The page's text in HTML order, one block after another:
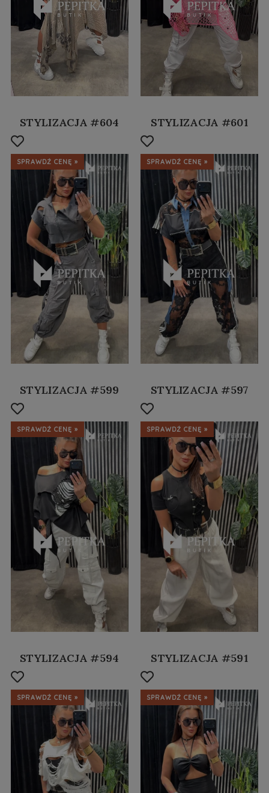
STYLIZACJA #604
SPRAWDŹ CENĘ »
STYLIZACJA #601
SPRAWDŹ CENĘ »
STYLIZACJA #599
SPRAWDŹ CENĘ »
STYLIZACJA #597
SPRAWDŹ CENĘ »
STYLIZACJA #594
SPRAWDŹ CENĘ »
STYLIZACJA #591
SPRAWDŹ CENĘ »